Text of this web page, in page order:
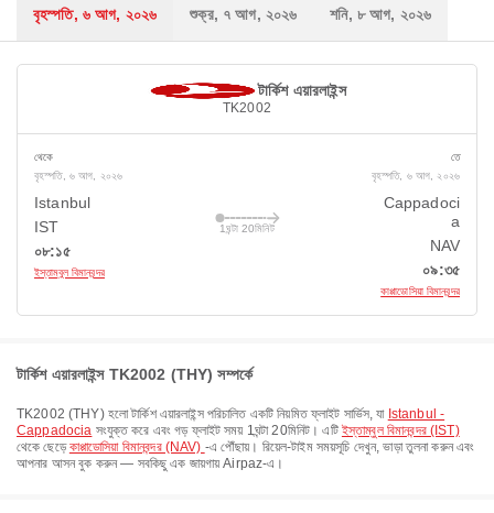
বৃহস্পতি, ৬ আগ, ২০২৬ শুক্র, ৭ আগ, ২০২৬ শনি, ৮ আগ, ২০২৬
টার্কিশ এয়ারলাইন্স
TK2002
থেকে
বৃহস্পতি, ৬ আগ, ২০২৬
Istanbul
IST
০৮:১৫
ইস্তাম্বুল বিমানবন্দর
1ঘন্টা 20মিনিট
তে
বৃহস্পতি, ৬ আগ, ২০২৬
Cappadoci
a
NAV
০৯:৩৫
কাপ্পাডোসিয়া বিমানবন্দর
টার্কিশ এয়ারলাইন্স TK2002 (THY) সম্পর্কে
TK2002 (THY) হলোটার্কিশ এয়ারলাইন্সপরিচালিত একটি নিয়মিত ফ্লাইট সার্ভিস, যা Istanbul -
Cappadocia সংযুক্ত করে এবং গড় ফ্লাইট সময় 1ঘন্টা 20মিনিট । এটি ইস্তাম্বুল বিমানবন্দর (IST)
থেকে ছেড়েকাপ্পাডোসিয়া বিমানবন্দর (NAV) -এ পৌঁছায়। রিয়েল-টাইম সময়সূচি দেখুন, ভাড়া তুলনা করুন এবং
আপনার আসন বুক করুন — সবকিছু এক জায়গায় Airpaz-এ।